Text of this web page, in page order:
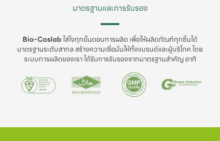
มาตรฐานและการรับรอง
Bio-Coslabใส่ใจทุกขั้นตอนการผลิต เพื่อให้ผลิตภัณฑ์ทุกชิ้นได้
มาตรฐานระดับสากล สร้างความเชื่อมั่นให้ทั้งแบรนด์และผู้บริโภค โดย
ระบบการผลิตของเรา ได้รับการรับรองจากมาตรฐานสำคัญ อาทิ